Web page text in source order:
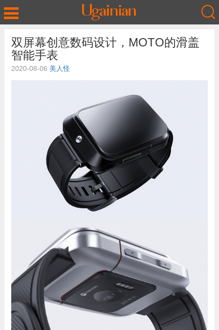
双屏幕创意数码设计，MOTO的滑盖
智能手表
2020-08-06 美人怪